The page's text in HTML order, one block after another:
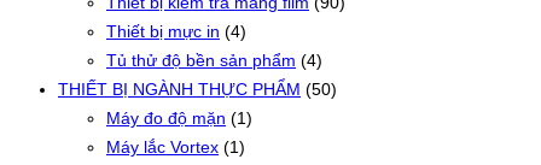
Thiết bị mực in (4)
Tủ thử độ bền sản phẩm (4)
THIẾT BỊ NGÀNH THỰC PHẨM (50)
Máy đo độ mặn (1)
Máy lắc Vortex (1)